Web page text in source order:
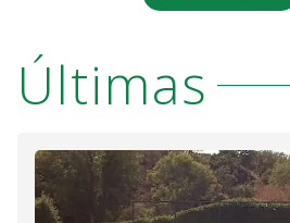
Últimas